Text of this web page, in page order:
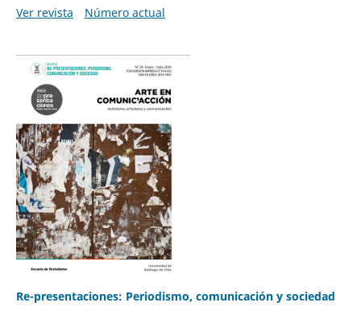
Ver revista
Número actual
Re-presentaciones: Periodismo, comunicación y sociedad